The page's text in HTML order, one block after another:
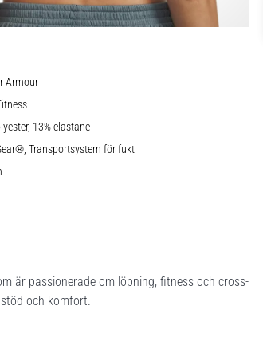
Armour
13% elastane
Transportsystem för fukt
är passionerade om löpning, fitness och cross-
och komfort.